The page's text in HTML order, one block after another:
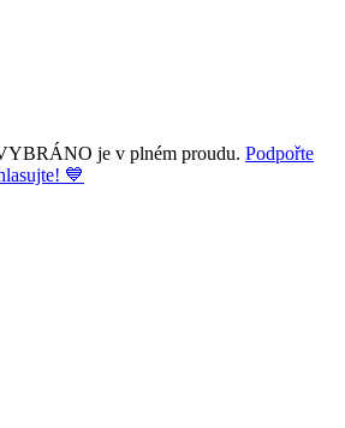
je v plném proudu. Podpořte
💙